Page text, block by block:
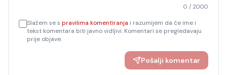
0 / 2000
Slažem se s pravilima komentiranja i razumijem da će ime i
tekst komentara biti javno vidljivi. Komentari se pregledavaju
prije objave.
Pošalji komentar